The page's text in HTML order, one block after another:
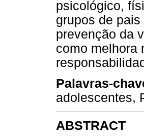
psicológico,
grupos de
prevenção da
como melhora
Palavras-
adolescentes,
ABSTRACT